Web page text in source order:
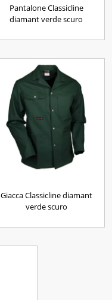
Pantalone Classicline
diamant verde scuro
Giacca Classicline diamant
verde scuro